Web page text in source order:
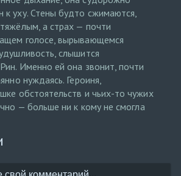
уху. Стены будто сжимаются,
а страх — почти
голосе, вырывающемся
слышится
Именно ей она звонит, почти
нуждаясь. Героиня,
обстоятельств и чьих-то чужих
— больше ни к кому не смогла